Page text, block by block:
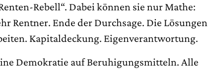
Rebell“. Dabei können sie nur Mathe:
Rentner. Ende der Durchsage. Die Lösungen
Kapitaldeckung. Eigenverantwortung.
Demokratie auf Beruhigungsmitteln. Alle